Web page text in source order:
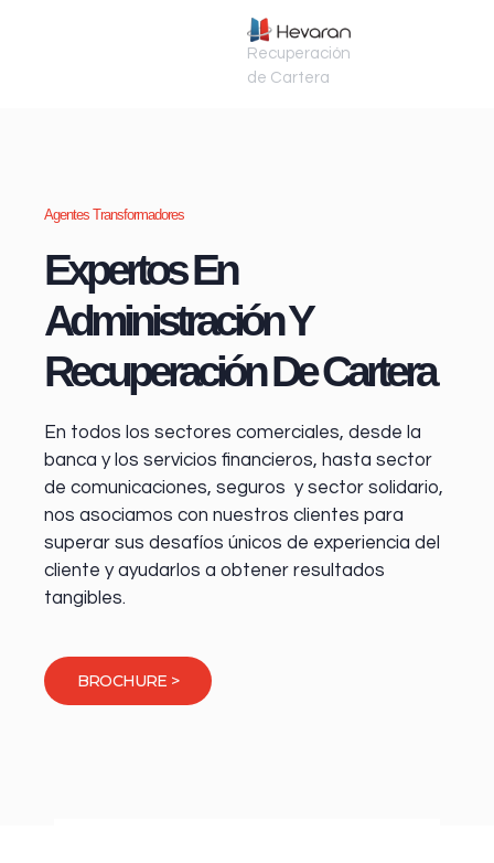
Recuperación
de Cartera
Agentes Transformadores
Expertos En
Administración Y
Recuperación De Cartera
En todos los sectores comerciales, desde la
banca y los servicios financieros, hasta sector
de comunicaciones, seguros y sector solidario,
nos asociamos con nuestros clientes para
superar sus desafíos únicos de experiencia del
cliente y ayudarlos a obtener resultados
tangibles.
BROCHURE >